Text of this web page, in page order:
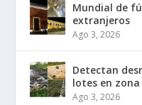
Mundial de
extranjeros
Ago 3, 2026
Detectan
lotes en
Ago 3, 2026